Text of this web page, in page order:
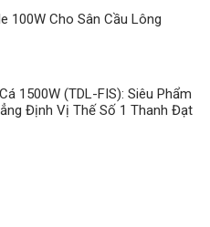
100W Cho Sân Cầu Lông
1500W (TDL-FIS): Siêu Phẩm
Định Vị Thế Số 1 Thanh Đạt